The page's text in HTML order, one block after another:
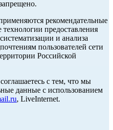
рекомендательные
предоставления
и анализа
пользователей сети
Российской
с тем, что мы
данные с использованием
, LiveInternet.